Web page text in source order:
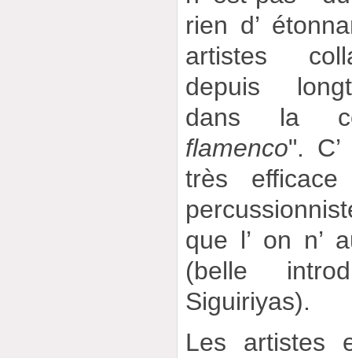
rien d’
artistes
depuis
dans la
flamenco".
très
que l’ on n’
(belle
Siguiriyas).
Les artistes